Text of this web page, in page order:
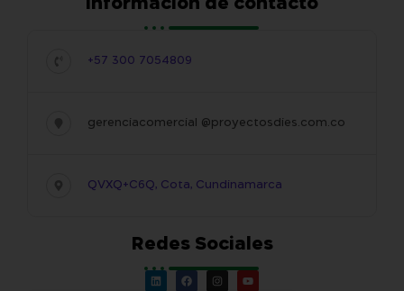
Información de contacto
+57 300 7054809
gerenciacomercial @proyectosdies.com.co
QVXQ+C6Q, Cota, Cundinamarca
Redes Sociales